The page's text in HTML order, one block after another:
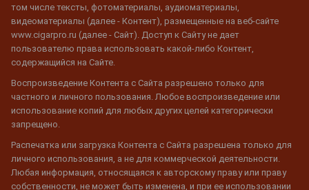
том числе тексты, фотоматериалы, аудиоматериалы,
видеоматериалы (далее - Контент), размещенные на веб-сайте
www.cigarpro.ru (далее - Сайт). Доступ к Сайту не дает
пользователю права использовать какой-либо Контент,
содержащийся на Сайте.
Воспроизведение Контента с Сайта разрешено только для
частного и личного пользования. Любое воспроизведение или
использование копий для любых других целей категорически
запрещено.
Распечатка или загрузка Контента с Сайта разрешена только для
личного использования, а не для коммерческой деятельности.
Любая информация, относящаяся к авторскому праву или праву
собственности, не может быть изменена, и при ее использовании